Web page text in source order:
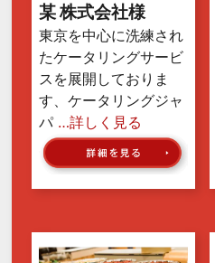
某 株式会社様
東京を中心に洗練され
たケータリングサービ
スを展開しておりま
す、ケータリングジャ
パ …詳しく見る